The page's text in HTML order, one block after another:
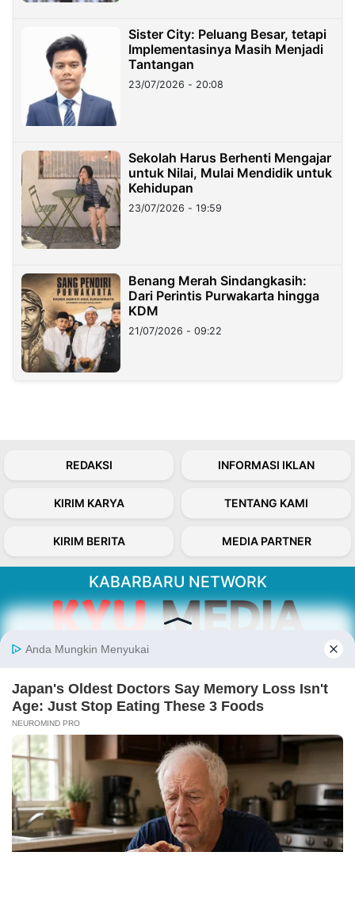
Sister City: Peluang Besar, tetapi
Implementasinya Masih Menjadi
Tantangan
23/07/2026 - 20:08
Sekolah Harus Berhenti Mengajar
untuk Nilai, Mulai Mendidik untuk
Kehidupan
23/07/2026 - 19:59
Benang Merah Sindangkasih:
Dari Perintis Purwakarta hingga
KDM
21/07/2026 - 09:22
REDAKSI INFORMASI IKLAN
KIRIM KARYA TENTANG KAMI
KIRIM BERITA MEDIA PARTNER
KABARBARU NETWORK
Kabarbaru.co menyajikan berita aktual dan
inspiratif dari sudut pandang berbaik sangka
Follow Kabarbaru